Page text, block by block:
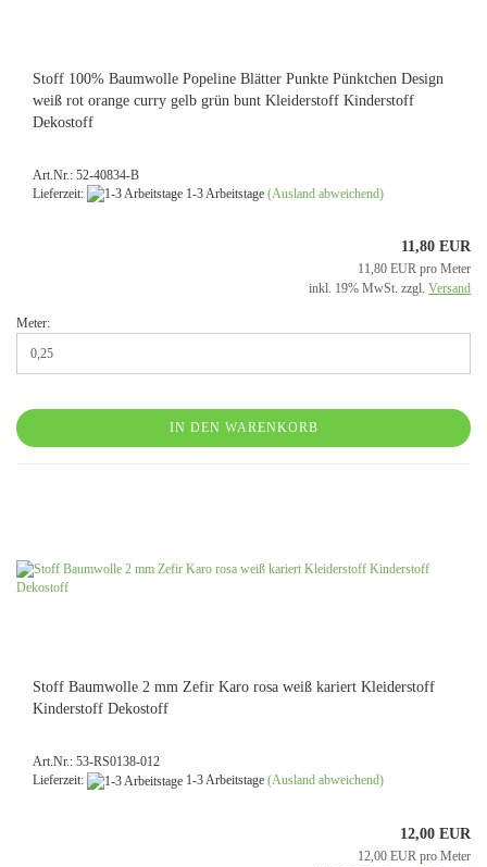
Stoff 100% Baumwolle Popeline Blätter Punkte Pünktchen Design
weiß rot orange curry gelb grün bunt Kleiderstoff Kinderstoff
Dekostoff
Art.Nr.: 52-40834-B
Lieferzeit:
1-3 Arbeitstage (Ausland abweichend)
11,80 EUR
11,80 EUR pro Meter
inkl. 19% MwSt. zzgl. Versand
Meter:
IN DEN WARENKORB
Stoff Baumwolle 2 mm Zefir Karo rosa weiß kariert Kleiderstoff
Kinderstoff Dekostoff
Art.Nr.: 53-RS0138-012
Lieferzeit:
1-3 Arbeitstage (Ausland abweichend)
12,00 EUR
12,00 EUR pro Meter